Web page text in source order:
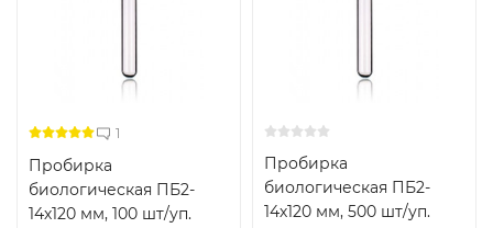
1
Пробирка
биологическая ПБ2-
14х120 мм, 100 шт/уп.
Пробирка
биологическая ПБ2-
14х120 мм, 500 шт/уп.